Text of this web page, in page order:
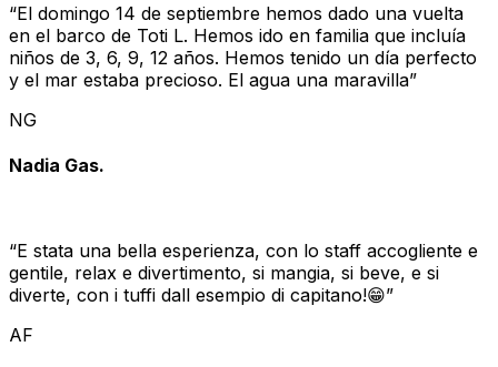
“El domingo 14 de septiembre hemos dado una vuelta
en el barco de Toti L. Hemos ido en familia que incluía
niños de 3, 6, 9, 12 años. Hemos tenido un día perfecto
y el mar estaba precioso. El agua una maravilla”
NG
Nadia Gas.
“E stata una bella esperienza, con lo staff accogliente e
gentile, relax e divertimento, si mangia, si beve, e si
diverte, con i tuffi dall esempio di capitano!😁”
AF